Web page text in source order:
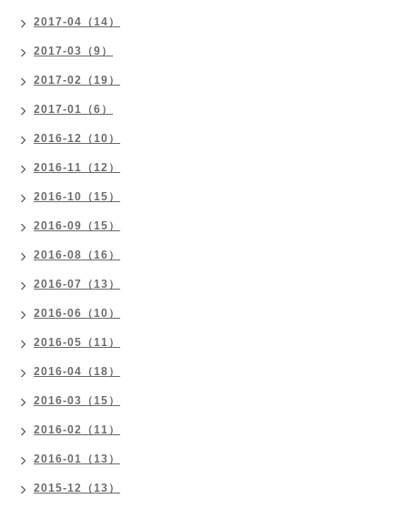
2017-04（14）
2017-03（9）
2017-02（19）
2017-01（6）
2016-12（10）
2016-11（12）
2016-10（15）
2016-09（15）
2016-08（16）
2016-07（13）
2016-06（10）
2016-05（11）
2016-04（18）
2016-03（15）
2016-02（11）
2016-01（13）
2015-12（13）